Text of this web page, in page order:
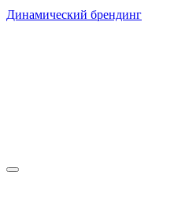
Динамический брендинг